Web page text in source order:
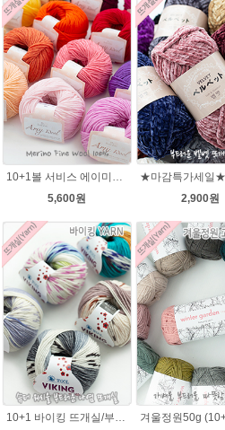
10+1볼 서비스 에이미울 /부드러운 털실/따뜻한 뜨개실/뜨개질실/바라클라바/목도리털실/뜨게실/뜨게질/손뜨개질실 소프트메리노울 부드러운뜨개실
5,600원
2,900원